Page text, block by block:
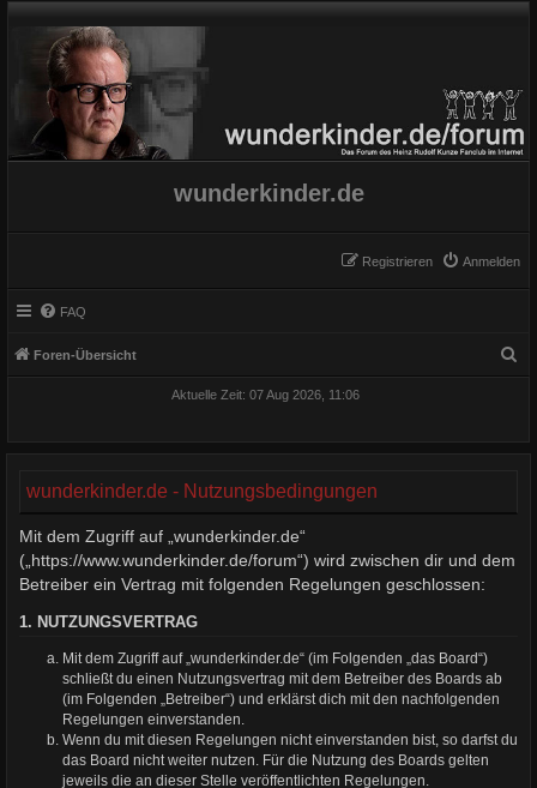
wunderkinder.de
Anmelden
Registrieren
FAQ
Foren-Übersicht
Aktuelle Zeit: 07 Aug 2026, 11:06
wunderkinder.de - Nutzungsbedingungen
Mit dem Zugriff auf „wunderkinder.de“
(„https://www.wunderkinder.de/forum“) wird zwischen dir und dem
Betreiber ein Vertrag mit folgenden Regelungen geschlossen:
1. NUTZUNGSVERTRAG
Mit dem Zugriff auf „wunderkinder.de“ (im Folgenden „das Board“)
schließt du einen Nutzungsvertrag mit dem Betreiber des Boards ab
(im Folgenden „Betreiber“) und erklärst dich mit den nachfolgenden
Regelungen einverstanden.
Wenn du mit diesen Regelungen nicht einverstanden bist, so darfst du
das Board nicht weiter nutzen. Für die Nutzung des Boards gelten
jeweils die an dieser Stelle veröffentlichten Regelungen.